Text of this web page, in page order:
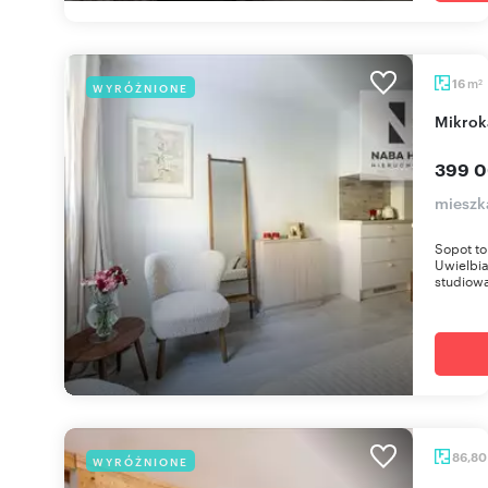
WYRÓŻNIONE 16 m2
399
Sopot
WYRÓŻNIONE 86,80